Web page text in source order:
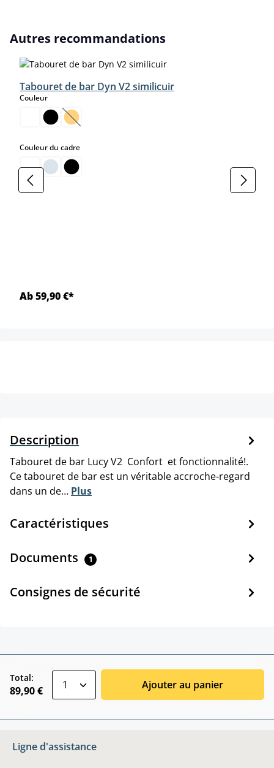
Ignorer la galerie de produits
Autres recommandations
Tabouret de bar Dyn V2 similicuir
Couleurselect
(Cette option n'est pas disponible pour le moment.)
Couleur du cadreselect
Ab 59,90 €*
Description
Tabouret de bar Lucy V2 Confort et fonctionnalité!.
Ce tabouret de bar est un véritable accroche-regard
dans un de… Plus
Caractéristiques
Documents 1
Consignes de sécurité
Total:
89,90 € Ajouter au panier
Ligne d'assistance